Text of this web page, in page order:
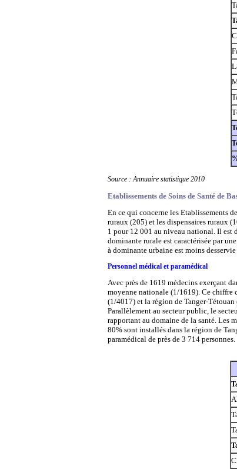
Source : Annuaire statistique 2010
Etablissements de Soins de Santé de
En ce qui concerne les Etablissements
ruraux (205) et les dispensaires ruraux
1 pour 12 001 au niveau national. Il est
dominante rurale est caractérisée par
à dominante urbaine est moins
Personnel médical et paramédical
Avec près de 1619 médecins exerçant
moyenne nationale (1/1619). Ce chiffre
(1/4017) et la région de Tanger-Tétouan
Parallèlement au secteur public, le
rapportant au domaine de la santé. Les
80% sont installés dans la région de
paramédical de près de 3 714 personnes.